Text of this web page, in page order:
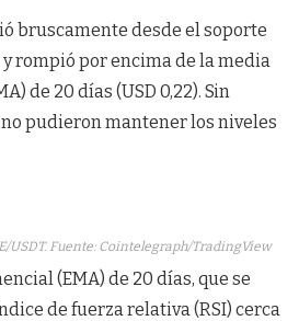
bruscamente desde el soporte
y rompió por encima de la media
de 20 días (USD 0,22). Sin
pudieron mantener los niveles
USDT. Fuente: Cointelegraph/TradingView
(EMA) de 20 días, que se
de fuerza relativa (RSI) cerca